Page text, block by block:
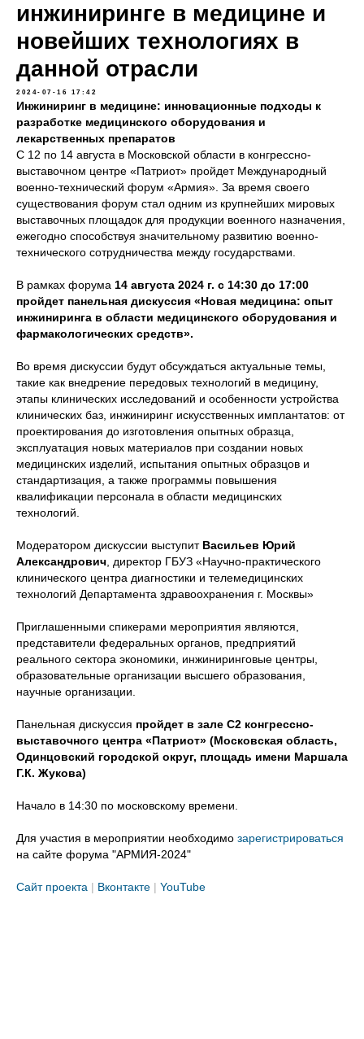
инжиниринге в медицине и
новейших технологиях в
данной отрасли
2024-07-16 17:42
Инжиниринг в медицине: инновационные подходы к
разработке медицинского оборудования и
лекарственных препаратов
С 12 по 14 августа в Московской области в конгрессно-
выставочном центре «Патриот» пройдет Международный
военно-технический форум «Армия». За время своего
существования форум стал одним из крупнейших мировых
выставочных площадок для продукции военного назначения,
ежегодно способствуя значительному развитию военно-
технического сотрудничества между государствами.
В рамках форума 14 августа 2024 г. с 14:30 до 17:00
пройдет панельная дискуссия «Новая медицина: опыт
инжиниринга в области медицинского оборудования и
фармакологических средств».
Во время дискуссии будут обсуждаться актуальные темы,
такие как внедрение передовых технологий в медицину,
этапы клинических исследований и особенности устройства
клинических баз, инжиниринг искусственных имплантатов: от
проектирования до изготовления опытных образца,
эксплуатация новых материалов при создании новых
медицинских изделий, испытания опытных образцов и
стандартизация, а также программы повышения
квалификации персонала в области медицинских
технологий.
Модератором дискуссии выступит Васильев Юрий
Александрович , директор ГБУЗ «Научно-практического
клинического центра диагностики и телемедицинских
технологий Департамента здравоохранения г. Москвы»
Приглашенными спикерами мероприятия являются,
представители федеральных органов, предприятий
реального сектора экономики, инжиниринговые центры,
образовательные организации высшего образования,
научные организации.
Панельная дискуссия пройдет в зале С2 конгрессно-
выставочного центра «Патриот» (Московская область,
Одинцовский городской округ, площадь имени Маршала
Г.К. Жукова)
Начало в 14:30 по московскому времени.
Для участия в мероприятии необходимо зарегистрироваться
на сайте форума "АРМИЯ-2024"
Сайт проекта | Вконтакте | YouTube